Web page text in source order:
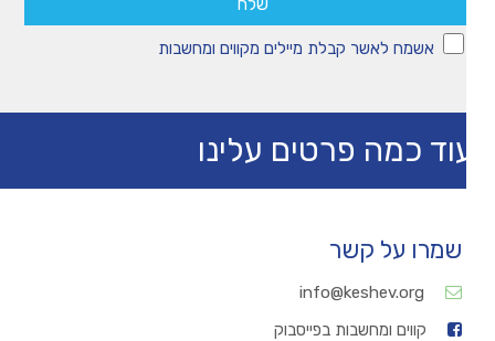
אשמח לאשר קבלת מיילים מקווים ומחשבות
כמה פרטים עלינו
שמרו על קשר
info@keshev.org
קווים ומחשבות בפייסבוק